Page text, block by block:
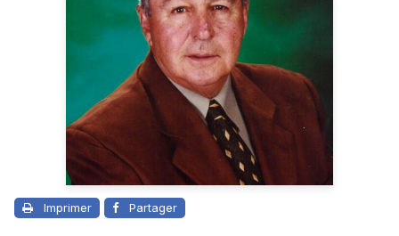
Imprimer Partager